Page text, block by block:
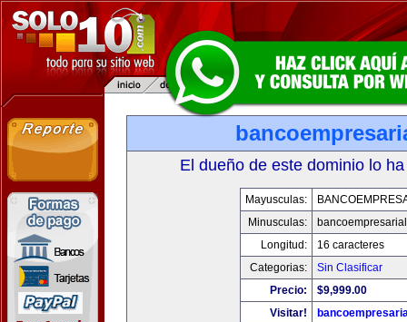
El dueño de este dominio lo
Mayusculas:
Minusculas:
Longitud:
16 caracteres
Categorias:
Sin Clasificar
Precio:
$9,999.00
Visitar!